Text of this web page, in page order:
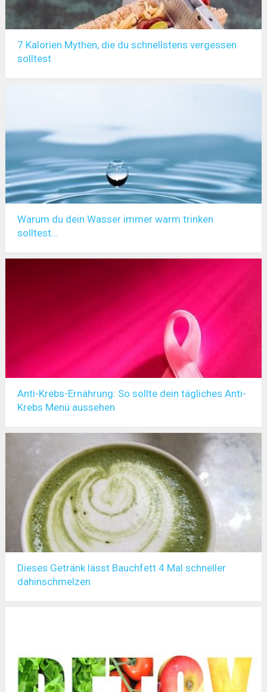
7 Kalorien Mythen, die du schnellstens vergessen
solltest
Warum du dein Wasser immer warm trinken
solltest…
Anti-Krebs-Ernährung: So sollte dein tägliches Anti-
Krebs Menü aussehen
Dieses Getränk lässt Bauchfett 4 Mal schneller
dahinschmelzen